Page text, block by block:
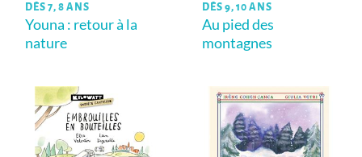
DÈS 7, 8 ANS
Youna : retour à la
nature
DÈS 9, 10 ANS
Au pied des
montagnes